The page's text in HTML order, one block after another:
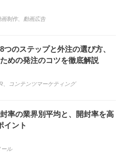
画制作、 動画広告
つのステップと外注の選び方、
めの発注のコツを徹底解説
コンテンツマーケティング
率の業界別平均と、開封率を高
イント
ール